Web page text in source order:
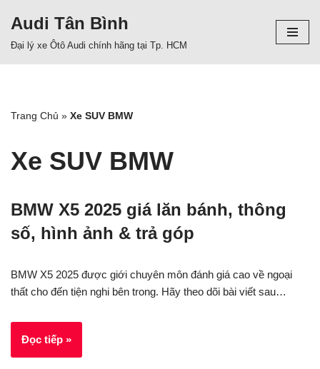
Audi Tân Bình
Đại lý xe Ôtô Audi chính hãng tại Tp. HCM
Trang Chủ » Xe SUV BMW
Xe SUV BMW
BMW X5 2025 giá lăn bánh, thông
số, hình ảnh & trả góp
BMW X5 2025 được giới chuyên môn đánh giá cao về ngoại
thất cho đến tiện nghi bên trong. Hãy theo dõi bài viết sau…
Đọc tiếp »